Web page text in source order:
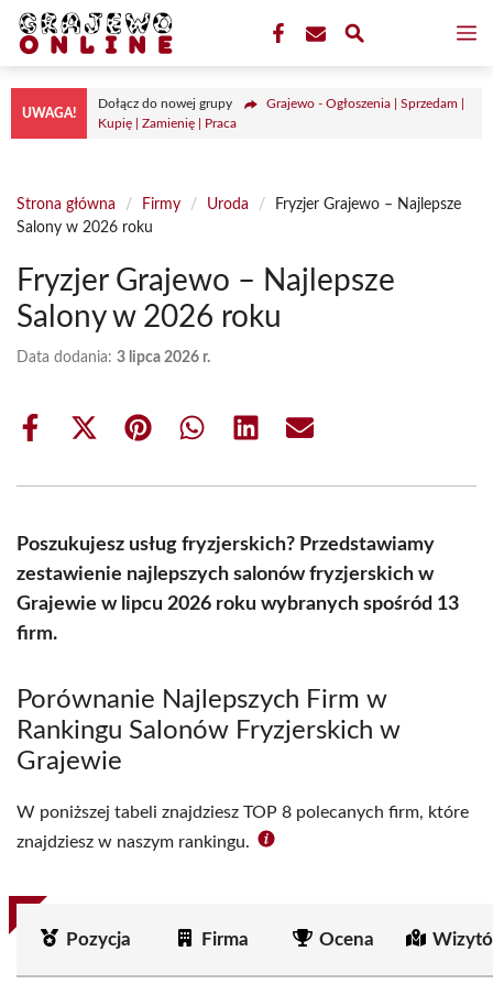
Przejdź
treści
UWAGA!
Dołącz do nowej grupy
Grajewo - Ogłoszenia | Sprzedam |
Kupię | Zamienię | Praca
Strona główna / Firmy / Uroda /
Fryzjer Grajewo – Najlepsze
Salony w 2026 roku
Fryzjer Grajewo – Najlepsze
Salony w 2026 roku
Data dodania: 3 lipca 2026 r.
Share
Share
(Twitter)
Share Share Share Share
Poszukujesz usług fryzjerskich? Przedstawiamy
zestawienie najlepszych salonów fryzjerskich w
Grajewie w lipcu 2026 roku wybranych spośród 13
firm.
Porównanie Najlepszych Firm w
Rankingu Salonów Fryzjerskich w
Grajewie
W poniższej tabeli znajdziesz TOP 8 polecanych firm, które
znajdziesz w naszym rankingu.
Pozycja Firma Ocena